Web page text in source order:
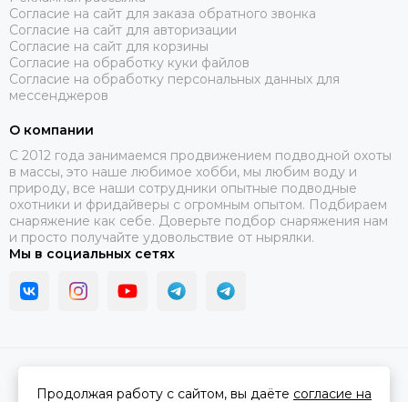
Согласие на сайт для заказа обратного звонка
Согласие на сайт для авторизации
Согласие на сайт для корзины
Согласие на обработку куки файлов
Согласие на обработку персональных данных для
мессенджеров
О компании
C 2012 года занимаемся продвижением подводной охоты
в массы, это наше любимое хобби, мы любим воду и
природу, все наши сотрудники опытные подводные
охотники и фридайверы с огромным опытом. Подбираем
снаряжение как себе. Доверьте подбор снаряжения нам
и просто получайте удовольствие от нырялки.
Мы в социальных сетях
Сделано вMOSK.STUDIOдля платформыInSales
Продолжая работу с сайтом, вы даёте согласие на